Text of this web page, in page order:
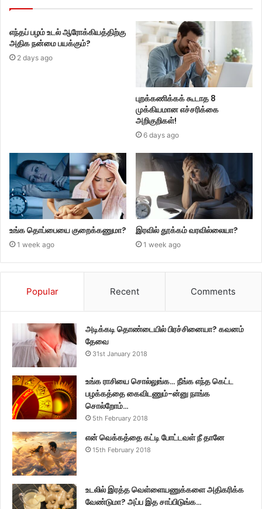
எந்தப் பழம் உடல் ஆரோக்கியத்திற்கு
அதிக நன்மை பயக்கும்?
2 days ago
புறக்கணிக்கக் கூடாத 8
முக்கியமான எச்சரிக்கை
அறிகுறிகள்!
6 days ago
உங்க தொப்பையை குறைக்கணுமா?
1 week ago
இரவில் தூக்கம் வரவில்லையா?
1 week ago
Popular Recent Comments
அடிக்கடி தொண்டையில் பிரச்சினையா? கவனம்
தேவை
31st January 2018
உங்க ராசியை சொல்லுங்க… நீங்க எந்த கெட்ட
பழக்கத்தை கைவிடணும்-ன்னு நாங்க
சொல்றோம்…
5th February 2018
என் வெக்கத்தை கட்டி போட்டவள் நீ தானே
15th February 2018
உடலில் இரத்த வெள்ளையணுக்களை அதிகரிக்க
வேண்டுமா? அப்ப இத சாப்பிடுங்க…